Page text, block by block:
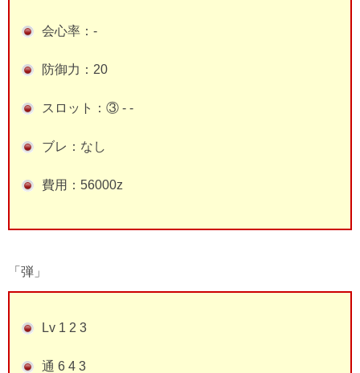
会心率：-
防御力：20
スロット：③ - -
ブレ：なし
費用：56000z
「弾」
Lv 1 2 3
通 6 4 3